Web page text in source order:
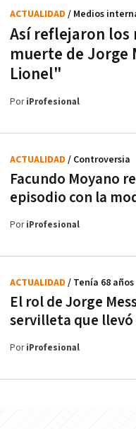
Así reflejaron los
muerte de Jorge
Lionel"
ACTUALIDAD / Medios
PoriProfesional
Facundo Moyano
episodio con la
ACTUALIDAD / Controversia
PoriProfesional
El rol de Jorge
servilleta que llevó
ACTUALIDAD / Tenía 68 años
PoriProfesional